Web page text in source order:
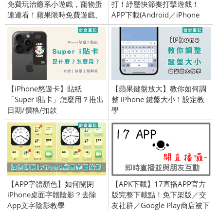
免費玩治癒系小遊戲，寵物蛋
連連看！蘋果限時免費遊戲、
應用軟體介紹 (iPhone／iPad)
2015/12/22
打！紓壓快節奏打擊遊戲！
APP下載(Android／iPhone
iOS)
【iPhone悠遊卡】貼紙
「Super i貼卡」怎麼用？推出
日期/價格/扣款
【蘋果鍵盤放大】教你如何調
整 iPhone 鍵盤大小！設定教
學
【APP字體顏色】如何關閉
iPhone桌面字體陰影？去除
App文字陰影教學
【APK下載】17直播APP官方
版完整下載點！免下架版／交
友社群／Google Play商店被下